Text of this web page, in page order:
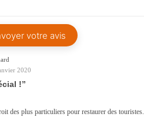
2020
!
des plus particuliers pour restaurer des touristes.